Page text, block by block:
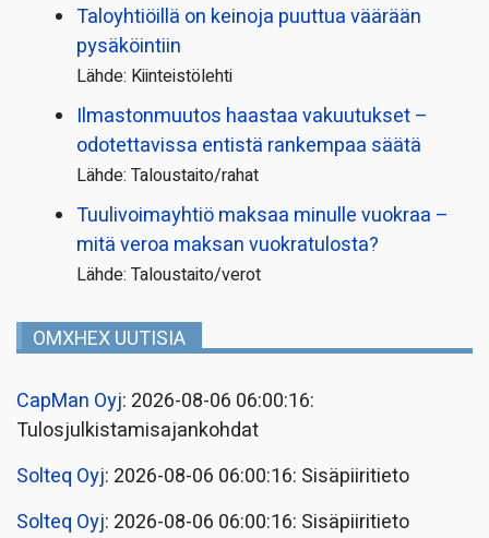
Taloyhtiöillä on keinoja puuttua väärään
pysäköintiin
Lähde: Kiinteistölehti
Ilmastonmuutos haastaa vakuutukset –
odotettavissa entistä rankempaa säätä
Lähde: Taloustaito/rahat
Tuulivoimayhtiö maksaa minulle vuokraa –
mitä veroa maksan vuokratulosta?
Lähde: Taloustaito/verot
OMXHEX UUTISIA
CapMan Oyj: 2026-08-06 06:00:16:
Tulosjulkistamisajankohdat
Solteq Oyj: 2026-08-06 06:00:16: Sisäpiiritieto
Solteq Oyj: 2026-08-06 06:00:16: Sisäpiiritieto